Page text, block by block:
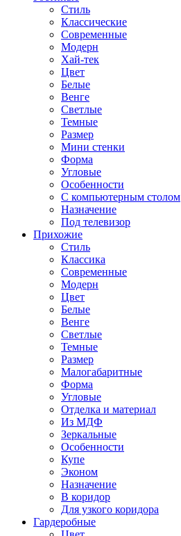
Стиль
Классические
Современные
Модерн
Хай-тек
Цвет
Белые
Венге
Светлые
Темные
Размер
Мини стенки
Форма
Угловые
Особенности
С компьютерным столом
Назначение
Под телевизор
Прихожие
Стиль
Классика
Современные
Модерн
Цвет
Белые
Венге
Светлые
Темные
Размер
Малогабаритные
Форма
Угловые
Отделка и материал
Из МДФ
Зеркальные
Особенности
Купе
Эконом
Назначение
В коридор
Для узкого коридора
Гардеробные